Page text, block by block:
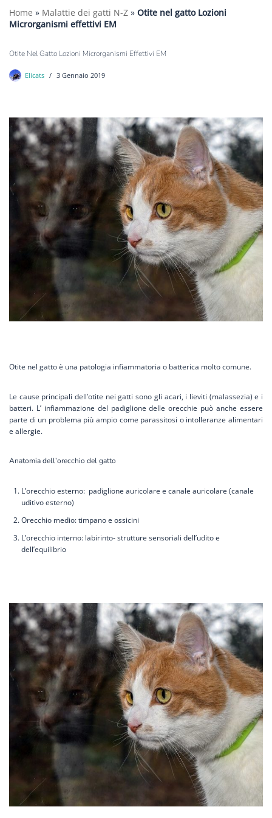
Home » Malattie dei gatti N-Z » Otite nel gatto Lozioni
Microrganismi effettivi EM
Otite Nel Gatto Lozioni Microrganismi Effettivi EM
Elicats 3 Gennaio 2019
Otite nel gatto è una patologia infiammatoria o batterica molto comune.
Le cause principali dell’otite nei gatti sono gli acari, i lieviti (malassezia) e i
batteri. L’ infiammazione del padiglione delle orecchie può anche essere
parte di un problema più ampio come parassitosi o intolleranze alimentari
e allergie.
Anatomia dell’orecchio del gatto
L’orecchio esterno: padiglione auricolare e canale auricolare (canale
uditivo esterno)
Orecchio medio: timpano e ossicini
L’orecchio interno: labirinto- strutture sensoriali dell’udito e
dell’equilibrio